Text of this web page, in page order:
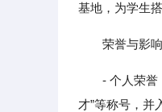
基地，为学生
荣誉与影响
- 个人荣誉
才”等称号，并